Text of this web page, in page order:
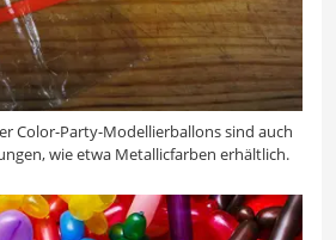
Color-Party-Modellierballons sind auch
wie etwa Metallicfarben erhältlich.